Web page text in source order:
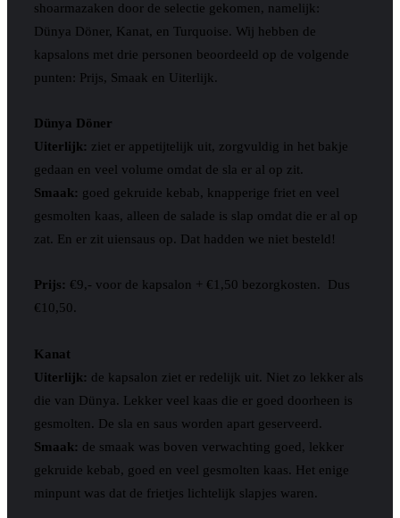
shoarmazaken door de selectie gekomen, namelijk:
Dünya Döner, Kanat, en Turquoise. Wij hebben de
kapsalons met drie personen beoordeeld op de volgende
punten: Prijs, Smaak en Uiterlijk.
Dünya Döner
Uiterlijk: ziet er appetijtelijk uit, zorgvuldig in het bakje
gedaan en veel volume omdat de sla er al op zit.
Smaak: goed gekruide kebab, knapperige friet en veel
gesmolten kaas, alleen de salade is slap omdat die er al op
zat. En er zit uiensaus op. Dat hadden we niet besteld!
Prijs: €9,- voor de kapsalon + €1,50 bezorgkosten. Dus
€10,50.
Kanat
Uiterlijk: de kapsalon ziet er redelijk uit. Niet zo lekker als
die van Dünya. Lekker veel kaas die er goed doorheen is
gesmolten. De sla en saus worden apart geserveerd.
Smaak: de smaak was boven verwachting goed, lekker
gekruide kebab, goed en veel gesmolten kaas. Het enige
minpunt was dat de frietjes lichtelijk slapjes waren.